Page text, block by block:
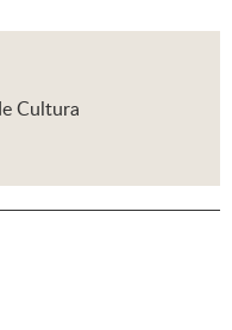
Cultura